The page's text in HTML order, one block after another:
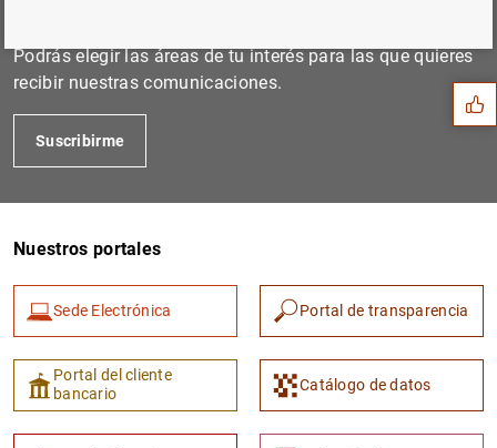
Sugerencias
1 2
Podrás elegir las áreas de tu interés para las que quieres
recibir nuestras comunicaciones.
Suscribirme
Nuestros portales
Sede Electrónica Portal de transparencia
Portal del cliente
bancario
Catálogo de datos